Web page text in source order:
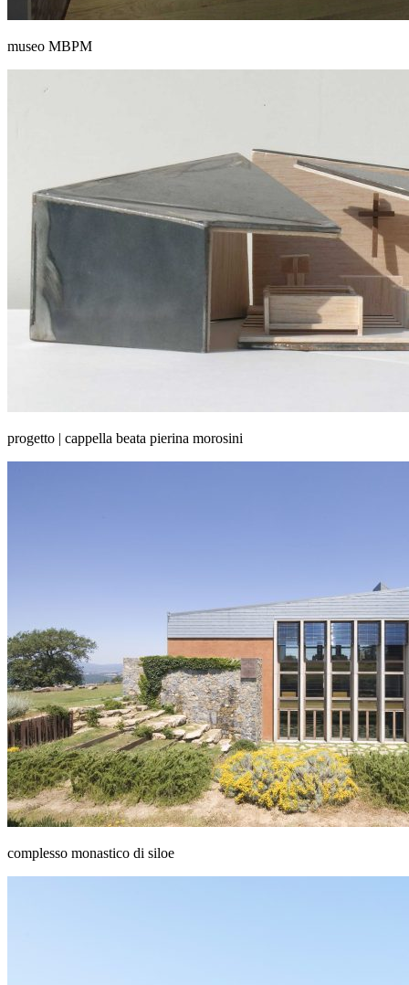
museo MBPM
progetto | cappella beata pierina morosini
complesso monastico di siloe